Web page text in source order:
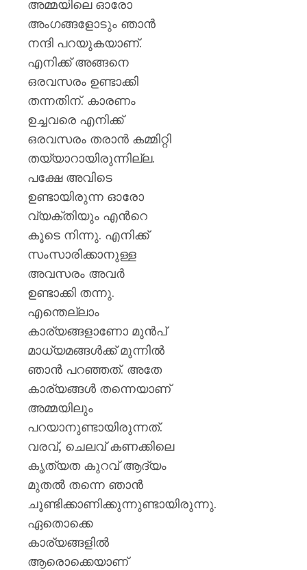
അമ്മയിലെ ഓരോ
അംഗങ്ങളോടും ഞാന്‍
നന്ദി പറയുകയാണ്.
എനിക്ക് അങ്ങനെ
ഒരവസരം ഉണ്ടാക്കി
തന്നതിന്. കാരണം
ഉച്ചവരെ എനിക്ക്
ഒരവസരം തരാന്‍ കമ്മിറ്റി
തയ്യാറായിരുന്നില്ല.
പക്ഷേ അവിടെ
ഉണ്ടായിരുന്ന ഓരോ
വ്യക്തിയും എന്‍റെ
കൂടെ നിന്നു. എനിക്ക്
സംസാരിക്കാനുള്ള
അവസരം അവര്‍
ഉണ്ടാക്കി തന്നു.
എന്തെല്ലാം
കാര്യങ്ങളാണോ മുന്‍പ്
മാധ്യമങ്ങള്‍ക്ക് മുന്നില്‍
ഞാന്‍ പറഞ്ഞത്. അതേ
കാര്യങ്ങള്‍ തന്നെയാണ്
അമ്മയിലും
പറയാനുണ്ടായിരുന്നത്.
വരവ്, ചെലവ് കണക്കിലെ
കൃത്യത കുറവ് ആദ്യം
മുതല്‍ തന്നെ ഞാന്‍
ചൂണ്ടിക്കാണിക്കുന്നുണ്ടായിരുന്നു.
ഏതൊക്കെ
കാര്യങ്ങളില്‍
ആരൊക്കെയാണ്